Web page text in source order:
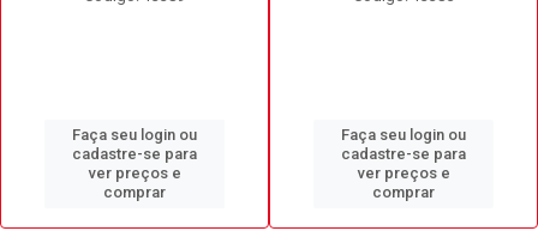
Faça seu login ou
cadastre-se para
ver preços e
comprar
Faça seu login ou
cadastre-se para
ver preços e
comprar